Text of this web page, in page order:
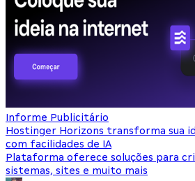
Informe Publicitário
Hostinger Horizons transforma sua
com facilidades de IA
Plataforma oferece soluções para
sistemas, sites e muito mais